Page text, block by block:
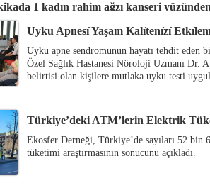
1 kadın rahim ağzı kanseri
kanser türlerinden biri olan rahim ağzı kanseri
rahim ağzı kanseri taramalarına
Uyku Apnesı̇ Yaşam Kalı̇tenı̇zı̇
Uyku apne sendromunun hayatı tehdit eden
Özel Sağlık Hastanesi Nöroloji Uzmanı Dr.
belirtisi olan kişilere mutlaka uyku testi
Türkiye’deki ATM’lerin Elektrik
Ekosfer Derneği, Türkiye’de sayıları 52
tüketimi araştırmasının sonucunu açıkladı.